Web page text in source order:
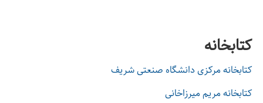
کتابخانه
کتابخانه مرکزی دانشگاه صنعتی شریف
کتابخانه مریم میرزاخانی